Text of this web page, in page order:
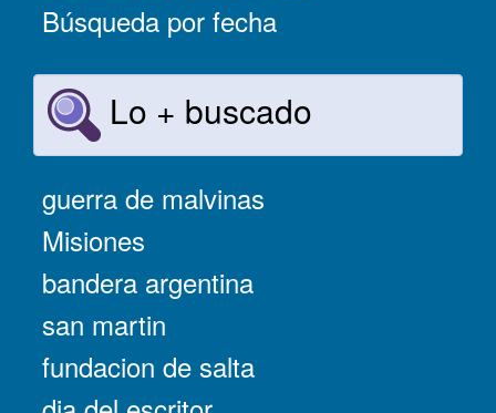
Búsqueda por fecha
Lo + buscado
guerra de malvinas
Misiones
bandera argentina
san martin
fundacion de salta